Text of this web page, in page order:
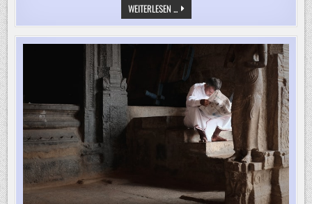
WEITERLESEN ...DIKTATUR
IN
NICARAGUA:
EIN
LAND
FAMILIENEIGENTUM